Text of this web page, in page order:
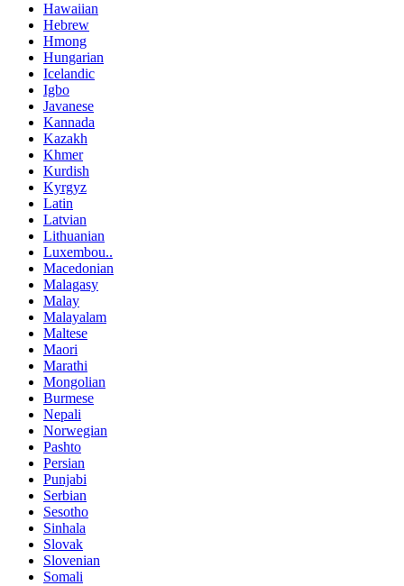
Hawaiian
Hebrew
Hmong
Hungarian
Icelandic
Igbo
Javanese
Kannada
Kazakh
Khmer
Kurdish
Kyrgyz
Latin
Latvian
Lithuanian
Luxembou..
Macedonian
Malagasy
Malay
Malayalam
Maltese
Maori
Marathi
Mongolian
Burmese
Nepali
Norwegian
Pashto
Persian
Punjabi
Serbian
Sesotho
Sinhala
Slovak
Slovenian
Somali